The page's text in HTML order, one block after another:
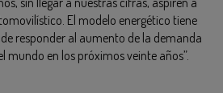
El modelo energético tiene
responder al aumento de la demanda
mundo en los próximos veinte años”.